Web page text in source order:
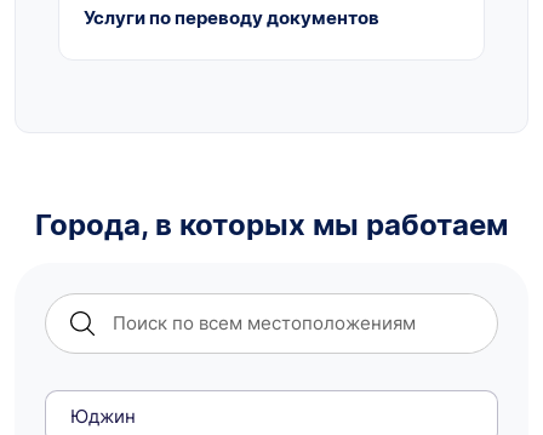
Услуги по переводу документов
Города, в которых мы работаем
Юджин